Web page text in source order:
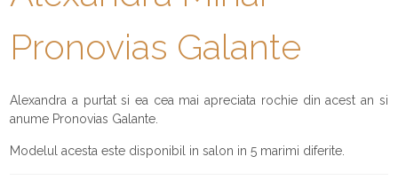
Pronovias Galante
Alexandra a purtat si ea cea mai apreciata rochie din acest an si
anume Pronovias Galante.
Modelul acesta este disponibil in salon in 5 marimi diferite.